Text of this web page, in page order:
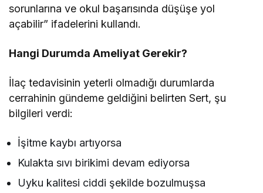
sorunlarına ve okul başarısında düşüşe yol
açabilir” ifadelerini kullandı.
Hangi Durumda Ameliyat Gerekir?
İlaç tedavisinin yeterli olmadığı durumlarda
cerrahinin gündeme geldiğini belirten Sert, şu
bilgileri verdi:
İşitme kaybı artıyorsa
Kulakta sıvı birikimi devam ediyorsa
Uyku kalitesi ciddi şekilde bozulmuşsa